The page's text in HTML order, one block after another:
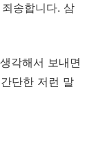
송합니다. 삼
각해서 보내면
단한 저런 말